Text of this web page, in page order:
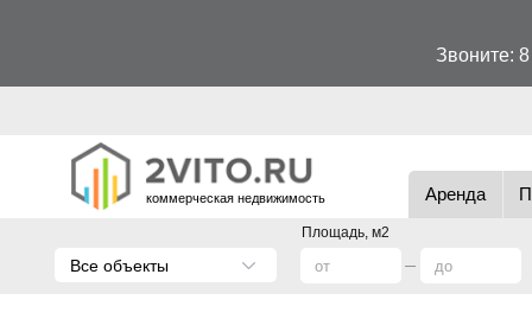
Звоните:
коммерческая недвижимость Аренда
Площадь, м2
Все объекты